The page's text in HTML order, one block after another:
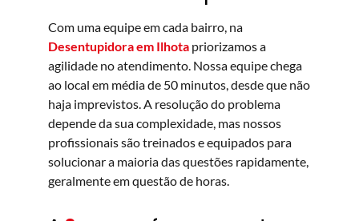
Com uma equipe em cada bairro, na
Desentupidora em Ilhota priorizamos a
agilidade no atendimento. Nossa equipe chega
ao local em média de 50 minutos, desde que não
haja imprevistos. A resolução do problema
depende da sua complexidade, mas nossos
profissionais são treinados e equipados para
solucionar a maioria das questões rapidamente,
geralmente em questão de horas.